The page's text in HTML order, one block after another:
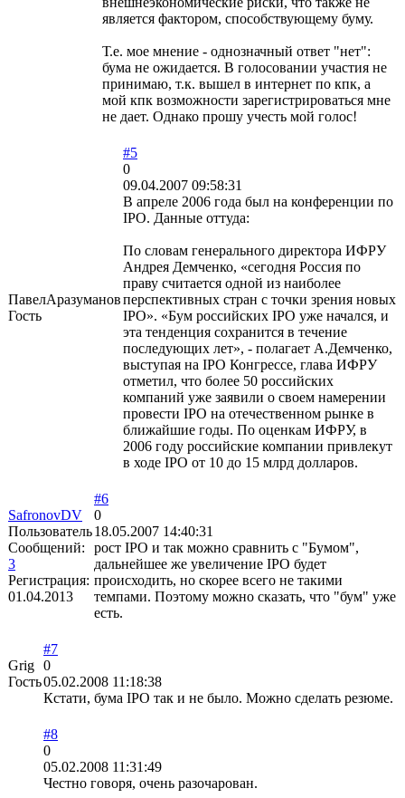
является фактором, способствующему буму.
Т.е. мое мнение - однозначный ответ "нет":
бума не ожидается. В голосовании участия не
принимаю, т.к. вышел в интернет по кпк, а
мой кпк возможности зарегистрироваться мне
не дает. Однако прошу учесть мой голос!
ПавелАразуманов
Гость
#5
0
09.04.2007 09:58:31
В апреле 2006 года был на конференции по
IPO. Данные оттуда:
По словам генерального директора ИФРУ
Андрея Демченко, «сегодня Россия по
праву считается одной из наиболее
перспективных стран с точки зрения новых
IPO». «Бум российских IPO уже начался, и
эта тенденция сохранится в течение
последующих лет», - полагает А.Демченко,
выступая на IPO Конгрессе, глава ИФРУ
отметил, что более 50 российских
компаний уже заявили о своем намерении
провести IPO на отечественном рынке в
ближайшие годы. По оценкам ИФРУ, в
2006 году российские компании привлекут
в ходе IPO от 10 до 15 млрд долларов.
SafronovDV
Пользователь
Сообщений:
3
Регистрация:
01.04.2013
#6
0
18.05.2007 14:40:31
рост IPO и так можно сравнить с "Бумом",
дальнейшее же увеличение IPO будет
происходить, но скорее всего не такими
темпами. Поэтому можно сказать, что "бум" уже
есть.
Grig
Гость
#7
0
05.02.2008 11:18:38
Кстати, бума IPO так и не было. Можно сделать резюме.
#8
0
05.02.2008 11:31:49
Честно говоря, очень разочарован.